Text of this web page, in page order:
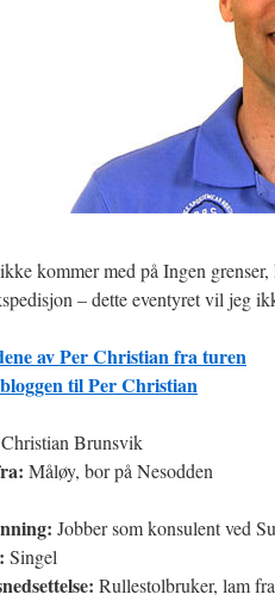
kommer med på Ingen
– dette eventyret vil jeg
av Per Christian fra turen
til Per Christian
Brunsvik
Måløy, bor på Nesodden
Jobber som konsulent ved
Singel
Rullestolbruker, lam